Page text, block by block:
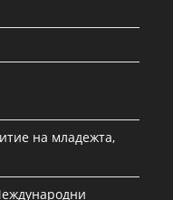
на младежта,